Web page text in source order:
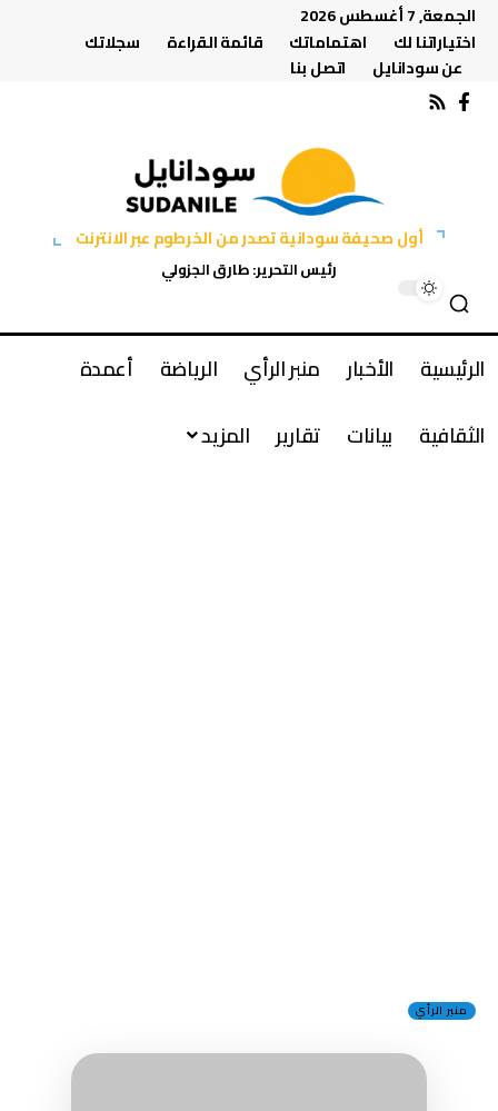
الجمعة, 7 أغسطس 2026
اختياراتنا لك
اهتماماتك قائمة القراءة
سجلاتك
عن سودانايل
اتصل بنا
أول صحيفة سودانية تصدر من الخرطوم عبر الانترنت
رئيس التحرير: طارق الجزولي
الرئيسية الأخبار منبر الرأي الرياضة
أعمدة
الثقافية
بيانات تقارير المزيد
منبر الرأي